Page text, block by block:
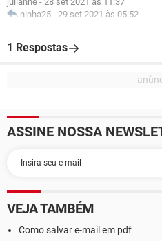
ninha25 - 29 set 2021 às 05:52
1 Respostas
ASSINE NOSSA
VEJA TAMBÉM
Como salvar e-mail em pdf